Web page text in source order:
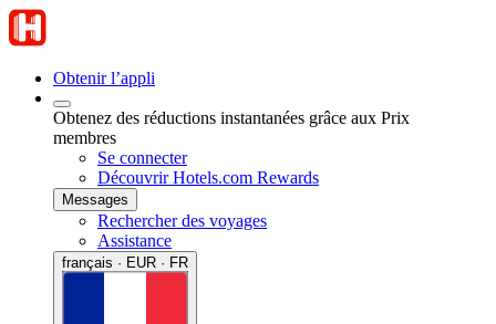
Obtenir l’appli
Obtenez des réductions instantanées grâce aux Prix
membres
Se connecter
Découvrir Hotels.com Rewards
Messages
Rechercher des voyages
Assistance
français · EUR · FR